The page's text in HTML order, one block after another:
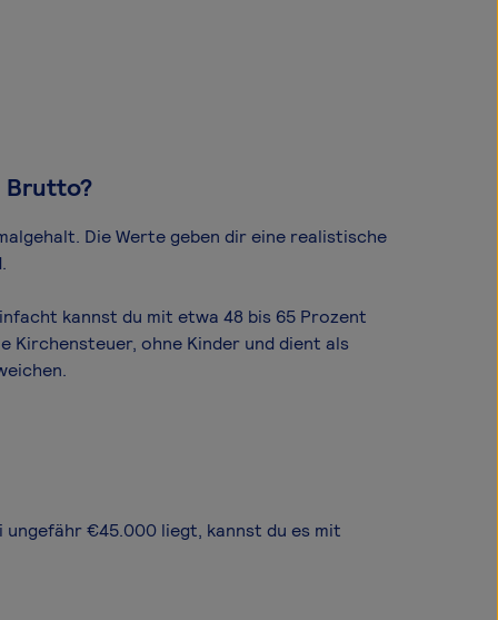
Brutto?
Die Werte geben dir eine realistische
kannst du mit etwa 48 bis 65 Prozent
Kirchensteuer, ohne Kinder und dient als
€45.000 liegt, kannst du es mit